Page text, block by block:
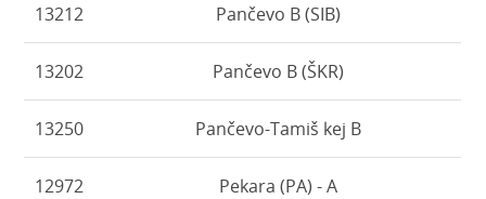
13212 Pančevo B (SIB)
13202 Pančevo B (ŠKR)
13250 Pančevo-Tamiš kej B
12972 Pekara (PA) - A